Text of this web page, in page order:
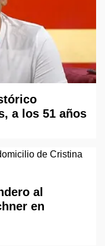
a los 51 años
al
en